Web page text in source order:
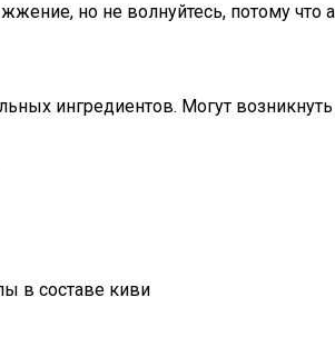
но не волнуйтесь, потому что
ингредиентов. Могут